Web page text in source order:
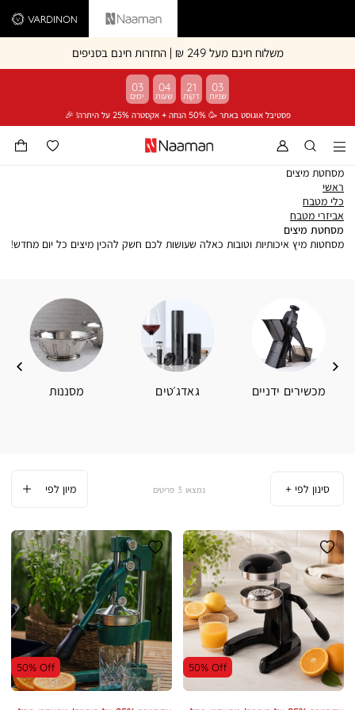
Vardinon Naaman
משלוח חינם מעל 249 ₪ | החזרות חינם בסניפים
פסטיבל אוגוסט באתר 🥳 50% הנחה + אקסטרה 25% על היתרה! 🎉
03 04 21 03
מסחטת מיצים
ראשי
כלי מטבחכלי
מטבח
אביזרי מטבחאביזרי
מטבחמסחטת מיצים
מיצים
מסחטות מיץ איכותיות וטובות כאלה שעושות לכם חשק להכין מיצים כל יום מחדש!
מסננות גאדג׳טים מכשירים ידניים
סינון לפי 3 פריטים
50% Off
50% Off